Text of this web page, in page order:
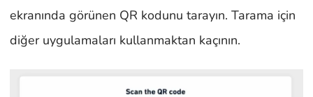
ekranında görünen QR kodunu tarayın. Tarama için
diğer uygulamaları kullanmaktan kaçının.